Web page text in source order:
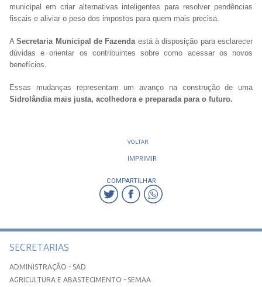
municipal em criar alternativas inteligentes para resolver pendências
fiscais e aliviar o peso dos impostos para quem mais precisa.
ASecretaria Municipal de Fazenda está à disposição para esclarecer
dúvidas e orientar os contribuintes sobre como acessar os novos
benefícios.
Essas mudanças representam um avanço na construção de uma
Sidrolândia mais justa, acolhedora e preparada para o futuro.
VOLTAR
IMPRIMIR
COMPARTILHAR
SECRETARIAS
ADMINISTRAÇÃO - SAD
AGRICULTURA E ABASTECIMENTO - SEMAA